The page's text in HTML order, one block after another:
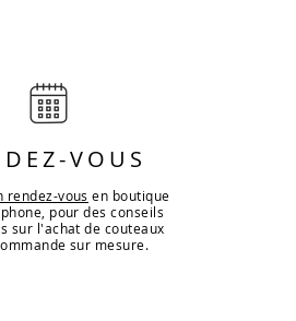
VOUS
rendez-vous en boutique
pour des conseils
sur l'achat de couteaux
sur mesure.